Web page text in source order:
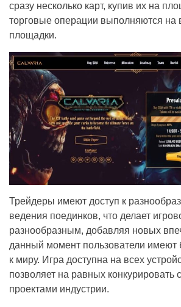
сразу несколько карт, купив их на
торговые операции выполняются на
площадки.
Трейдеры имеют доступ к
ведения поединков, что делает
разнообразным, добавляя новых
данный момент пользователи имеют
к миру. Игра доступна на всех
позволяет на равных конкурировать
проектами индустрии.